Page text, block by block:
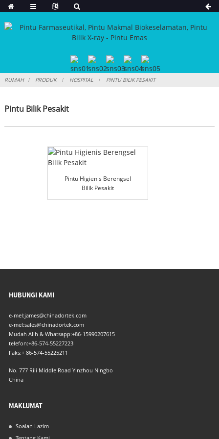
RUMAH PRODUK HOSPITAL PINTU BILIK PESAKIT
Pintu Bilik Pesakit
Pintu Higienis Berengsel
Bilik Pesakit
HUBUNGI KAMI
e-mel:james@chinadortek.com
e-mel:sales@chinadortek.com
Mudah Alih & Whatsapp:+86-15990207615
telefon:+86-574-55227223
Faks:+ 86-574-55225211
No. 777 Rili Middle Road Yinzhou Ningbo
China
MAKLUMAT
Soalan Lazim